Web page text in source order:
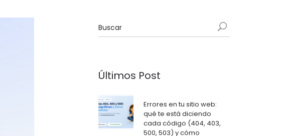
Últimos Post
Errores en tu sitio web:
qué te está diciendo
cada código (404, 403,
500, 503) y cómo